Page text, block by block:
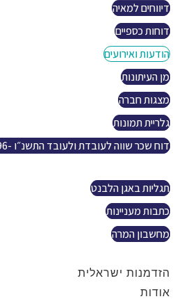
דיווחים למאיה
דוחות כספיים
הודעות ואירועים
מן העיתונות
מצגות חברה
גלריית תמונות
דוח שכר שווה לעובדת ולעובד התשנ״ו -1996.
תגליות באגן הלבנט
כתבות מעניינות
מחשבון המרה
הזדמנות ישראלית
אודות